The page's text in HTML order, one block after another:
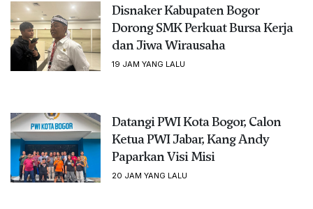
Disnaker Kabupaten Bogor
Dorong SMK Perkuat Bursa Kerja
dan Jiwa Wirausaha
19 JAM YANG LALU
Datangi PWI Kota Bogor, Calon
Ketua PWI Jabar, Kang Andy
Paparkan Visi Misi
20 JAM YANG LALU